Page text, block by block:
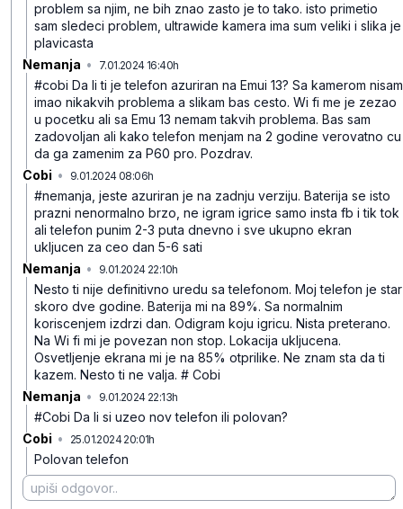
problem sa njim, ne bih znao zasto je to tako. isto primetio
sam sledeci problem, ultrawide kamera ima sum veliki i slika je
plavicasta
Nemanja • 7.01.2024 16:40h
#cobi Da li ti je telefon azuriran na Emui 13? Sa kamerom nisam
imao nikakvih problema a slikam bas cesto. Wi fi me je zezao
u pocetku ali sa Emu 13 nemam takvih problema. Bas sam
zadovoljan ali kako telefon menjam na 2 godine verovatno cu
da ga zamenim za P60 pro. Pozdrav.
Cobi • 9.01.2024 08:06h
#nemanja, jeste azuriran je na zadnju verziju. Baterija se isto
prazni nenormalno brzo, ne igram igrice samo insta fb i tik tok
ali telefon punim 2-3 puta dnevno i sve ukupno ekran
ukljucen za ceo dan 5-6 sati
Nemanja • 9.01.2024 22:10h
Nesto ti nije definitivno uredu sa telefonom. Moj telefon je star
skoro dve godine. Baterija mi na 89%. Sa normalnim
koriscenjem izdrzi dan. Odigram koju igricu. Nista preterano.
Na Wi fi mi je povezan non stop. Lokacija ukljucena.
Osvetljenje ekrana mi je na 85% otprilike. Ne znam sta da ti
kazem. Nesto ti ne valja. # Cobi
Nemanja • 9.01.2024 22:13h
#Cobi Da li si uzeo nov telefon ili polovan?
Cobi • 25.01.2024 20:01h
Polovan telefon